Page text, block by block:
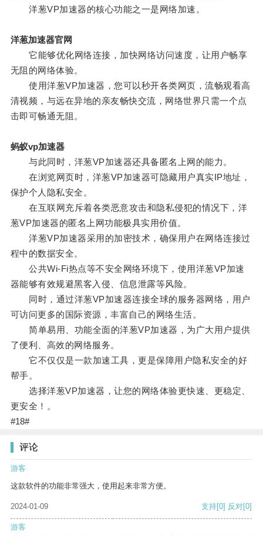
洋葱VP加速器的核心功能之一是网络加速。
洋葱加速器官网
它能够优化网络连接，加快网络访问速度，让用户畅享
无阻的网络体验。
使用洋葱VP加速器，您可以秒开各类网页，流畅观看高
清视频，与远在异地的亲友畅快交流，网络世界只需一个点
击即可畅通无阻。
蚂蚁vp加速器
与此同时，洋葱VP加速器还具备匿名上网的能力。
在浏览网页时，洋葱VP加速器可隐藏用户真实IP地址，
保护个人隐私安全。
在互联网充斥着各类恶意攻击和隐私侵犯的情况下，洋
葱VP加速器的匿名上网功能极具实用价值。
洋葱VP加速器采用的加密技术，确保用户在网络连接过
程中的数据安全。
公共Wi-Fi热点等不安全网络环境下，使用洋葱VP加速
器能够有效规避黑客入侵、信息泄露等风险。
同时，通过洋葱VP加速器连接全球的服务器网络，用户
可访问更多的国际资源，丰富自己的网络生活。
简单易用、功能全面的洋葱VP加速器，为广大用户提供
了便利、高效的网络服务。
它不仅仅是一款加速工具，更是保障用户隐私安全的好
帮手。
选择洋葱VP加速器，让您的网络体验更快速、更稳定、
更安全！。
#18#
评论
游客
这款软件的功能非常强大，使用起来非常方便。
2024-01-09 支持[0] 反对[0]
游客